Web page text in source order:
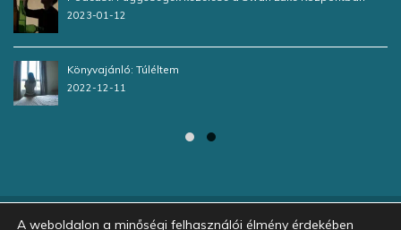
2023-01-12
Könyvajánló: Túléltem
2022-12-11
A weboldalon a minőségi felhasználói élmény érdekében